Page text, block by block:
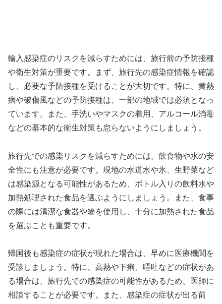
輸入感染症のリスクを減らすためには、旅行前の予防接種
や衛生対策が重要です。まず、旅行先の感染症情報を確認
し、必要な予防接種を受けることが大切です。特に、黄熱
病や破傷風などの予防接種は、一部の地域では必須となっ
ています。また、手洗いやマスクの着用、アルコール消毒
などの基本的な衛生対策も怠らないようにしましょう。
旅行先での感染リスクを減らすためには、飲食物や水の安
全性にも注意が必要です。現地の水道水や氷、生野菜など
は感染源となる可能性があるため、ボトル入りの飲料水や
加熱処理された食品を選ぶようにしましょう。また、食事
の際には清潔な食器や箸を使用し、十分に加熱された食品
を選ぶことも重要です。
帰国後も感染症の症状が現れた場合は、早めに医療機関を
受診しましょう。特に、高熱や下痢、嘔吐などの症状があ
る場合は、旅行先での感染症の可能性があるため、医師に
相談することが必要です。また、感染症の症状が出る前